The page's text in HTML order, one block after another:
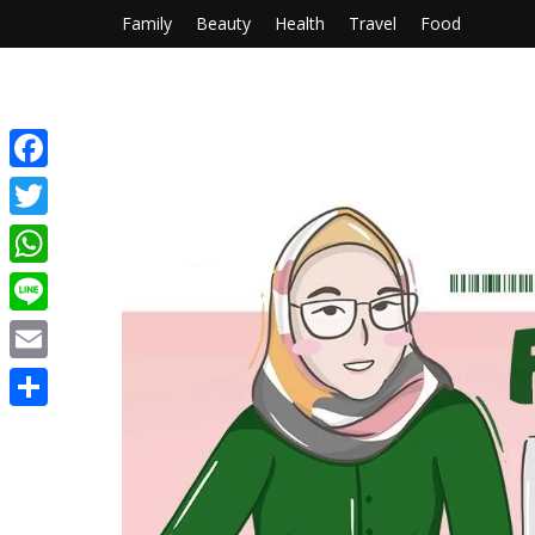
Family Beauty Health Travel Food
Facebook
Twitter
WhatsApp
Line
Email